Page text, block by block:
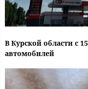
В Курской области с
автомобилей